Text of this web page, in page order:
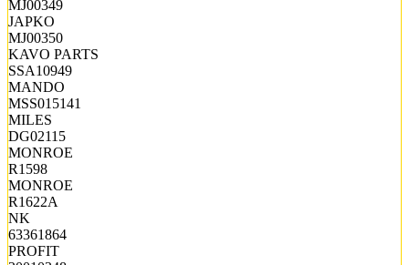
MJ00349
JAPKO
MJ00350
KAVO PARTS
SSA10949
MANDO
MSS015141
MILES
DG02115
MONROE
R1598
MONROE
R1622A
NK
63361864
PROFIT